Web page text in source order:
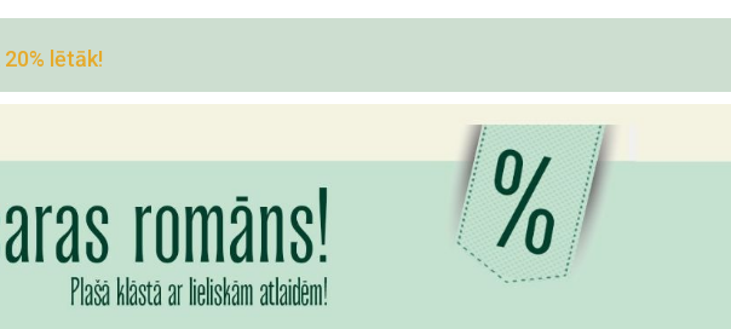
20% lētāk!